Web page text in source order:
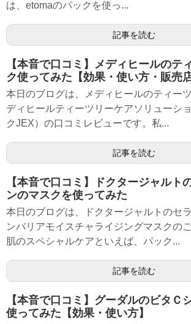
は、etomaのパックを使っ...
記事を読む
【本音で口コミ】メディヒールのテ
ク使ってみた【効果・使い方・販売
本日のブログは、メディヒールのティー
ディヒールティーツリーケアソリューシ
クJEX）の口コミレビューです。私...
記事を読む
【本音で口コミ】ドクタージャルト
ンのマスクを使ってみた
本日のブログは、ドクタージャルトのセ
ンバリアモイスチャライジングマスクの
肌のスペシャルケアといえば、パック...
記事を読む
【本音で口コミ】グーダルのビタＣ
使ってみた【効果・使い方】